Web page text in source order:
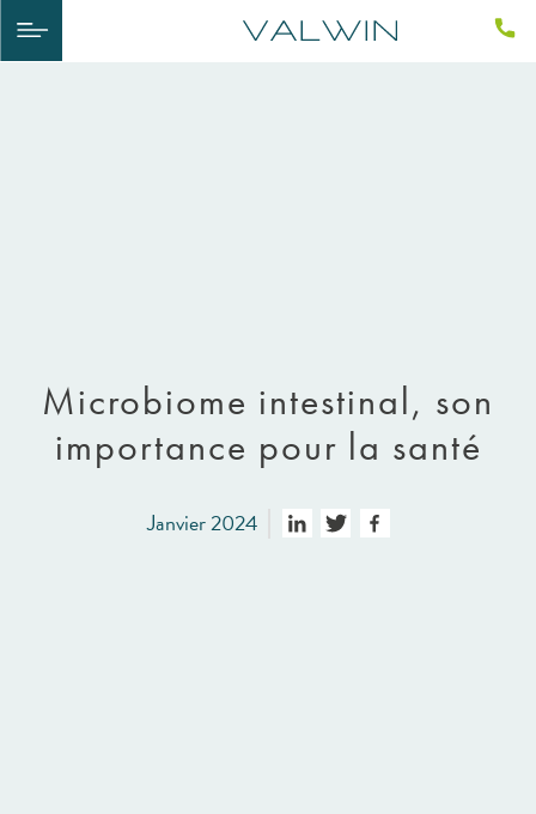
Microbiome intestinal, son
importance pour la santé
Janvier 2024